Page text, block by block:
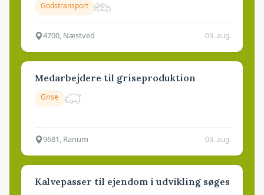
Godstransport
4700, Næstved 03. aug.
Medarbejdere til griseproduktion
Grise
9681, Ranum 03. aug.
Kalvepasser til ejendom i udvikling søges